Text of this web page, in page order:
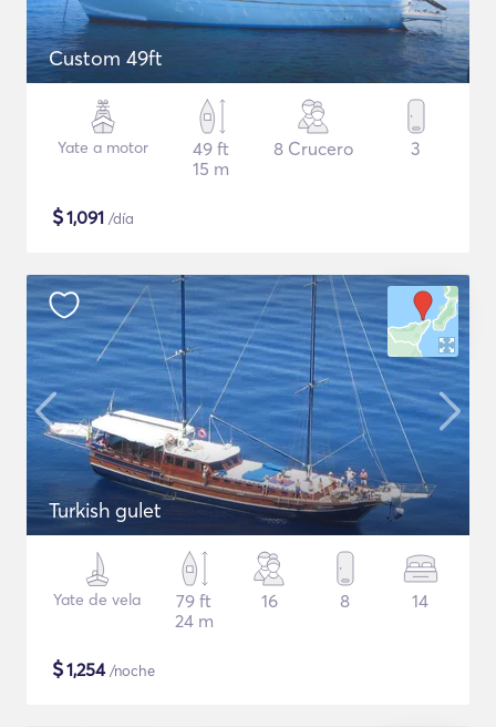
Custom 49ft
Yate a motor
49 ft
15 m
8 Crucero 3
$1,091 /día
Turkish gulet
Yate de vela
79 ft
24 m
16 8 14
$1,254/noche